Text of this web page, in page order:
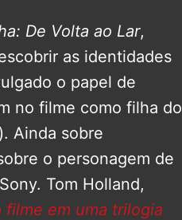
De Volta ao Lar,
as identidades
o papel de
no filme como filha do
Ainda sobre
o personagem de
Tom Holland,
filme em uma trilogia